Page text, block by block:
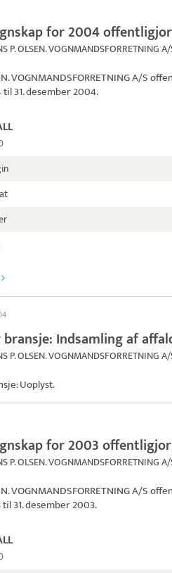
for 2004
P. OLSEN. VOGNMANDSFORRETNING
VOGNMANDSFORRETNING A/S
til 31. desember 2004.
bransje: Indsamling af
P. OLSEN. VOGNMANDSFORRETNING
Uoplyst.
for 2003
P. OLSEN. VOGNMANDSFORRETNING
VOGNMANDSFORRETNING A/S
31. desember 2003.